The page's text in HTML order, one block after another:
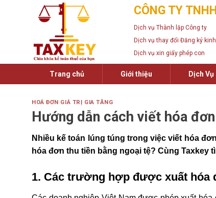
CÔNG TY
Dịch vụ Thành lập Công ty
Dịch vụ thay đổi Đăng ký
Dịch vụ xin giấy phép con
Trang chủ Giới thiệu Dịch Vụ
HOÁ ĐƠN GIÁ TRỊ GIA TĂNG
Hướng dẫn cách viết hóa
Nhiều kế toán lúng túng trong việc viết hóa
hóa đơn thu tiền bằng ngoại tệ? Cùng Taxkey
1. Các trường hợp được xuất hóa